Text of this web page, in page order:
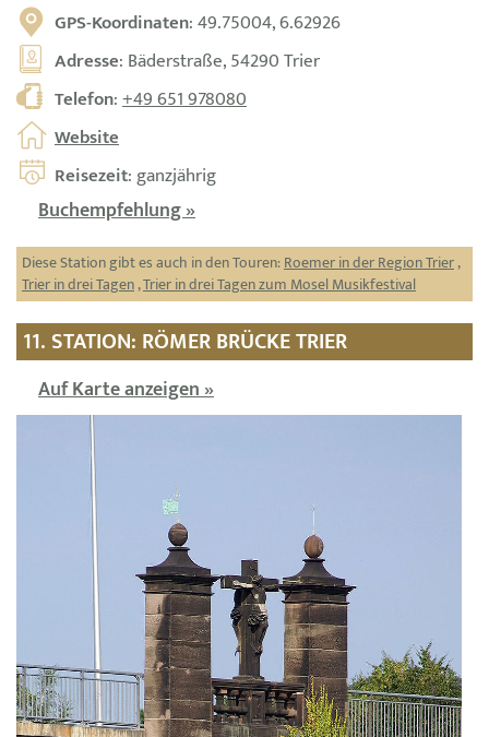
GPS-Koordinaten: 49.75004, 6.62926
Adresse: Bäderstraße, 54290 Trier
Telefon:+49 651 978080
Website
Reisezeit: ganzjährig
Buchempfehlung »
Diese Station gibt es auch in den Touren:Roemer in der Region Trier,
Trier in drei Tagen,Trier in drei Tagen zum Mosel Musikfestival
11. STATION: RÖMER BRÜCKE TRIER
Auf Karte anzeigen »